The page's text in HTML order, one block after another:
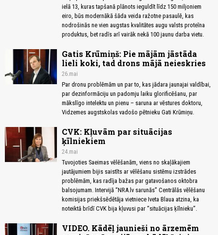
ielā 13, kuras tapšanā plānots ieguldīt līdz 150 miljoniem
eiro, būs modernākā šāda veida ražotne pasaulē, kas
nodrošinās ne vien augstas kvalitātes augu valsts proteīna
produktus, bet radīs arī vairāk nekā 100 jaunu darba vietu.
Gatis Krūmiņš: Pie mājām jāstāda
lieli koki, tad drons mājā neieskries
26.mai
Par dronu problēmām un par to, kas jādara jaunajai valdībai,
par dezinformāciju un padomju laiku glorificēšanu, par
mākslīgo intelektu un pienu – saruna ar vēstures doktoru,
Vidzemes augstskolas vadošo pētnieku Gati Krūmiņu.
CVK: Kļuvām par situācijas
ķīlniekiem
24.mai
Tuvojoties Saeimas vēlēšanām, viens no skaļākajiem
jautājumiem bijis saistīts ar vēlēšanu sistēmu izstrādes
problēmām, kas radīja bažas par gatavošanos oktobra
balsojumam. Intervijā “NRA.lv sarunās” Centrālās vēlēšanu
komisijas priekšsēdētāja vietniece Iveta Blaua atzina, ka
noteiktā brīdī CVK bija kļuvusi par “situācijas ķīlnieku”.
VIDEO. Kādēļ jaunieši no ārzemēm